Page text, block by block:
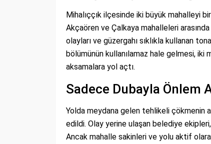
Mihalıççık ilçesinde iki büyük mahalleyi
Akçaören ve Çalkaya mahalleleri
olayları ve güzergahı sıklıkla kullanan
bölümünün kullanılamaz hale gelmesi, iki
aksamalara yol açtı.
Sadece Dubayla Önlem
Yolda meydana gelen tehlikeli çökmenin
edildi. Olay yerine ulaşan belediye
Ancak mahalle sakinleri ve yolu aktif